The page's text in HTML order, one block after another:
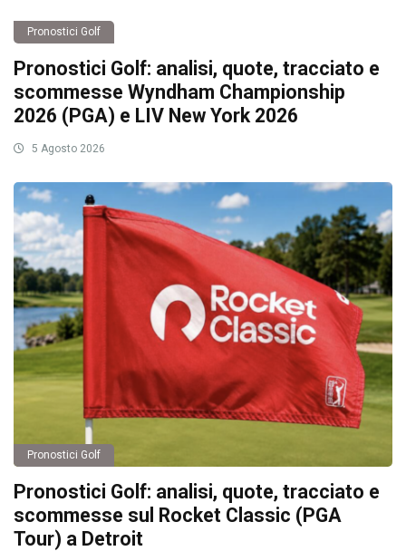
Pronostici Golf
Pronostici Golf: analisi, quote, tracciato e
scommesse Wyndham Championship
2026 (PGA) e LIV New York 2026
5 Agosto 2026
Pronostici Golf
Pronostici Golf: analisi, quote, tracciato e
scommesse sul Rocket Classic (PGA
Tour) a Detroit